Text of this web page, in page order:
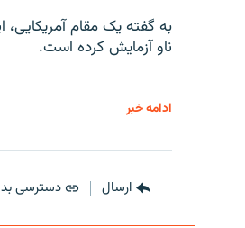
به گفته یک مقام
ناو آزمایش کرده است.
ادامه خبر
ارسال دسترسی